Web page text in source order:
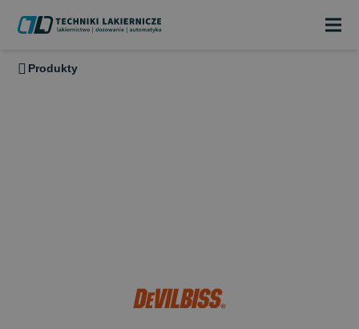
Produkty
produkuje niskociśnieniowe ręczne
oraz automatyczne pistolety natryskowe a także powiązane